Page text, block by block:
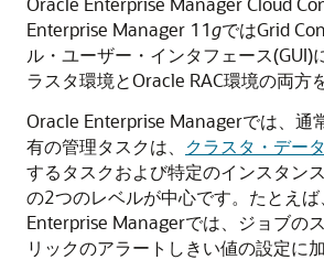
Enterprise Manager 11gではGrid
ル・ユーザー・インタフェース(GUI)
ラスタ環境とOracle RAC環境の両方
Oracle Enterprise Managerでは、通
有の管理タスクは、 クラスタ・デー
するタスクおよび特定のインスタン
の2つのレベルが中心です。たとえ
Enterprise Managerでは、ジョブの
リックのアラートしきい値の設定に